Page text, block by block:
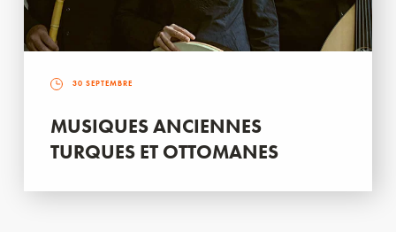
30 SEPTEMBRE
MUSIQUES ANCIENNES
TURQUES ET OTTOMANES